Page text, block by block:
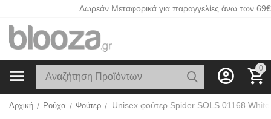
Δωρεάν Μεταφορικά για παραγγελίες άνω των 69€
0
Αρχική / Ρούχα / Φούτερ / Unisex φούτερ Spider SOLS 01168 White